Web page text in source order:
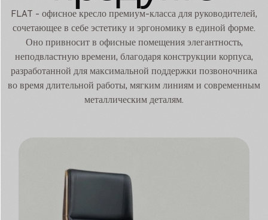
FLAT - офисное кресло премиум-класса для руководителей,
сочетающее в себе эстетику и эргономику в единой форме.
Оно привносит в офисные помещения элегантность,
неподвластную времени, благодаря конструкции корпуса,
разработанной для максимальной поддержки позвоночника
во время длительной работы, мягким линиям и современным
металлическим деталям.